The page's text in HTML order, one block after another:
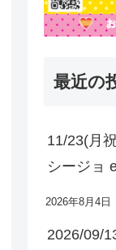
最近の
11/23(月
シージョ
2026年8月4日
2026/09/